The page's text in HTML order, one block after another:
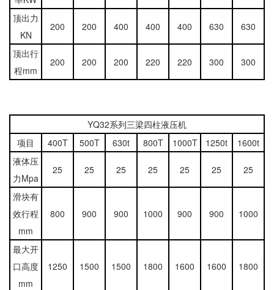
顶出力
KN
200 200 400 400 400 630 630
顶出行
程mm
200 200 200 220 220 300 300
YQ32系列三梁四柱液压机
项目
400T 500T 630t 800T 1000T 1250t
1600t
液体压
力Mpa
25 25 25 25 25 25 25
滑块有
效行程
mm
800 900 900 1000 900 900 1000
最大开
口高度
mm
1250 1500 1500 1800 1600 1600 1800